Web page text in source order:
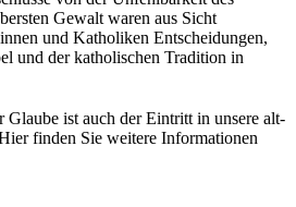
Gewalt waren aus Sicht
und Katholiken Entscheidungen,
und der katholischen Tradition in
Glaube ist auch der Eintritt in unsere alt-
finden Sie weitere Informationen